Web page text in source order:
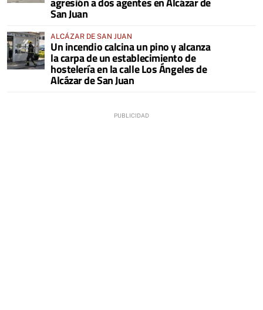
San Juan
ALCÁZAR DE SAN JUAN
Un incendio calcina un pino y alcanza
la carpa de un establecimiento de
hostelería en la calle Los Ángeles de
Alcázar de San Juan